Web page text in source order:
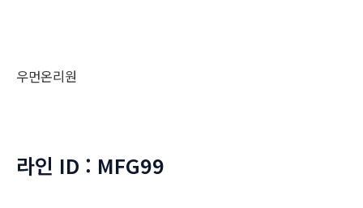
우먼온리원
라인 ID : MFG99